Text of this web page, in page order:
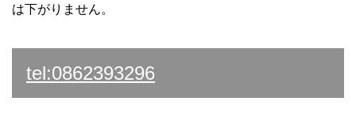
は下がりません。
tel:0862393296